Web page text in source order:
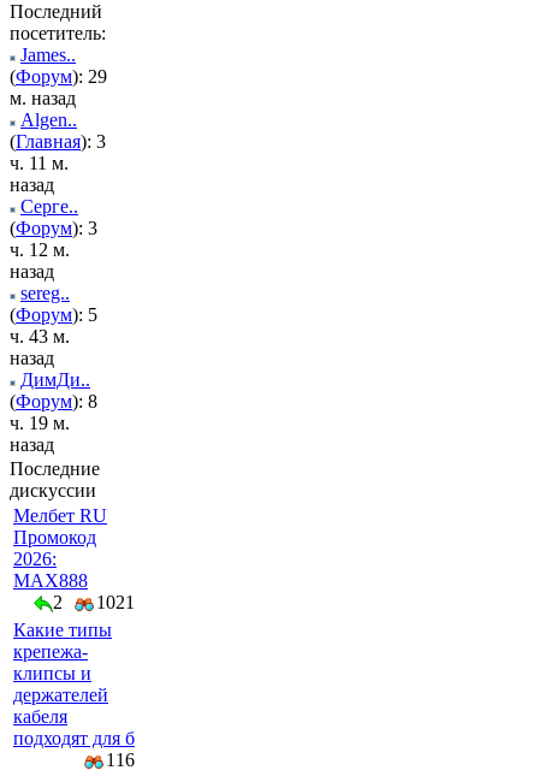
Последний
посетитель:
James..
(Форум): 29
м. назад
Algen..
(Главная): 3
ч. 11 м.
назад
Серге..
(Форум): 3
ч. 12 м.
назад
sereg..
(Форум): 5
ч. 43 м.
назад
ДимДи..
(Форум): 8
ч. 19 м.
назад
Последние
дискуссии
Мелбет RU
Промокод
2026:
MAX888
2
1021
Какие типы
крепежа-
клипсы и
держателей
кабеля
подходят для б
116